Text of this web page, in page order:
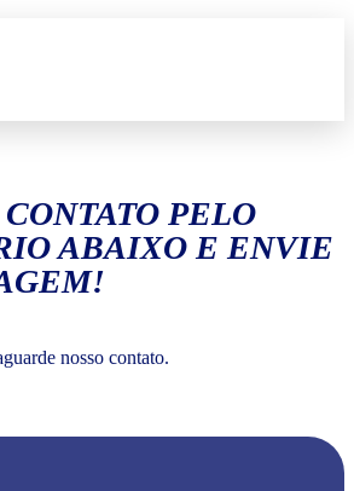
PELO
ABAIXO E ENVIE
nosso contato.